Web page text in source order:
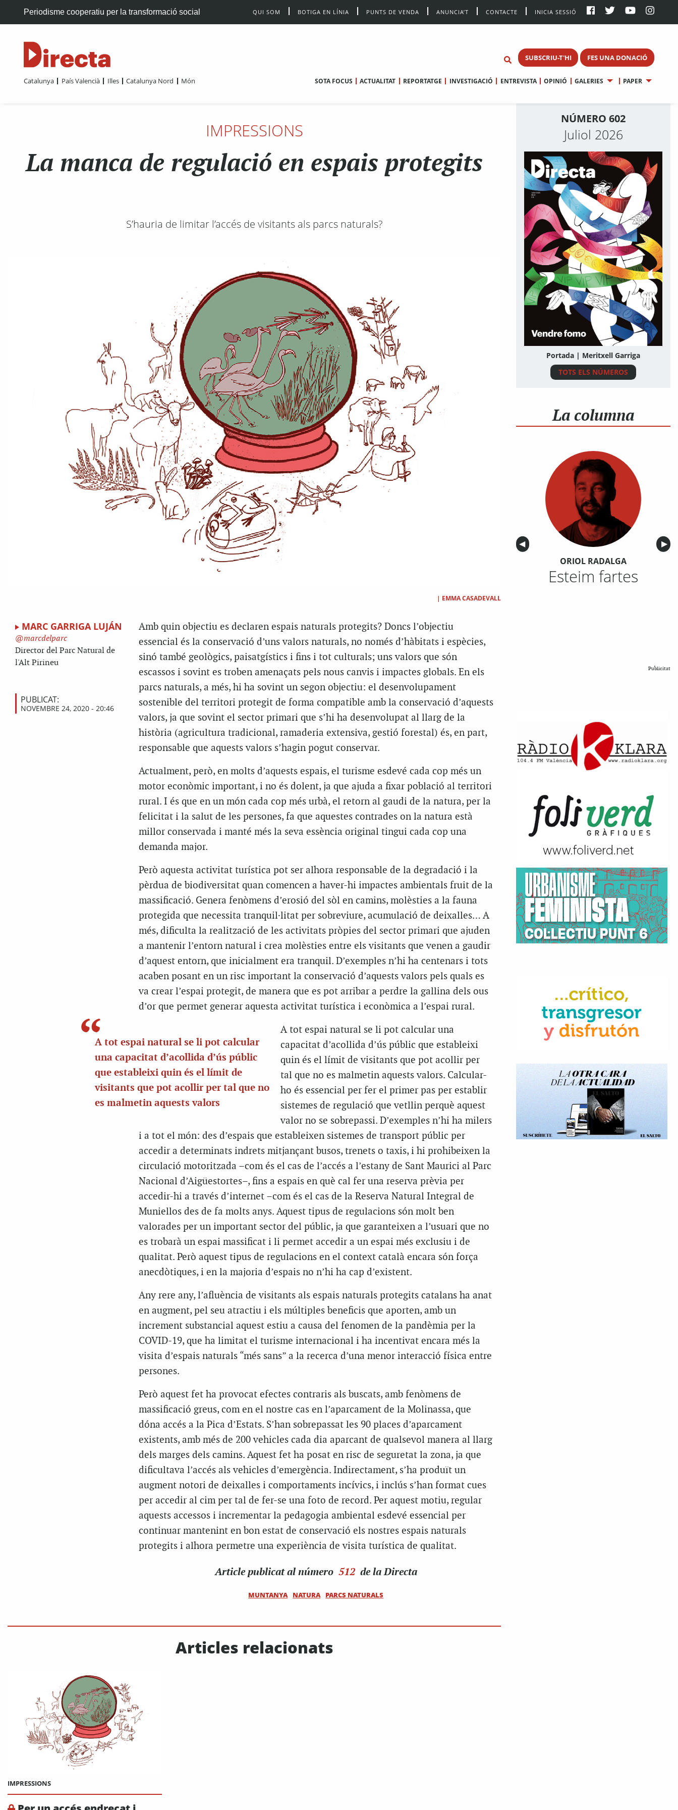
Periodisme cooperatiu per la transformació social QUI SOM BOTIGA EN LÍNIA PUNTS DE VENDA ANUNCIA’T CONTACTE INICIA SESSIÓ
SUBSCRIU-T'HI FES UNA DONACIÓ
Catalunya País Valencià Illes Catalunya Nord Món SOTA FOCUS ACTUALITAT REPORTATGE INVESTIGACIÓ ENTREVISTA OPINIÓ GALERIES PAPER
IMPRESSIONS
La manca de regulació en espais protegits
S’hauria de limitar l’accés de visitants als parcs naturals?
| EMMA CASADEVALL
MARC GARRIGA LUJÁN
marcdelparc
Director del Parc Natural de
l'Alt Pirineu
PUBLICAT:
NOVEMBRE 24, 2020 - 20:46
Amb quin objectiu es declaren espais naturals protegits? Doncs l’objectiu
essencial és la conservació d’uns valors naturals, no només d’hàbitats i espècies,
sinó també geològics, paisatgístics i fins i tot culturals; uns valors que són
escassos i sovint es troben amenaçats pels nous canvis i impactes globals. En els
parcs naturals, a més, hi ha sovint un segon objectiu: el desenvolupament
sostenible del territori protegit de forma compatible amb la conservació d’aquests
valors, ja que sovint el sector primari que s’hi ha desenvolupat al llarg de la
història (agricultura tradicional, ramaderia extensiva, gestió forestal) és, en part,
responsable que aquests valors s’hagin pogut conservar.
Actualment, però, en molts d’aquests espais, el turisme esdevé cada cop més un
motor econòmic important, i no és dolent, ja que ajuda a fixar població al territori
rural. I és que en un món cada cop més urbà, el retorn al gaudi de la natura, per la
felicitat i la salut de les persones, fa que aquestes contrades on la natura està
millor conservada i manté més la seva essència original tingui cada cop una
demanda major.
Però aquesta activitat turística pot ser alhora responsable de la degradació i la
pèrdua de biodiversitat quan comencen a haver-hi impactes ambientals fruit de la
massificació. Genera fenòmens d’erosió del sòl en camins, molèsties a la fauna
protegida que necessita tranquil·litat per sobreviure, acumulació de deixalles… A
més, dificulta la realització de les activitats pròpies del sector primari que ajuden
a mantenir l’entorn natural i crea molèsties entre els visitants que venen a gaudir
d’aquest entorn, que inicialment era tranquil. D’exemples n’hi ha centenars i tots
acaben posant en un risc important la conservació d’aquests valors pels quals es
va crear l’espai protegit, de manera que es pot arribar a perdre la gallina dels ous
d’or que permet generar aquesta activitat turística i econòmica a l’espai rural.
A tot espai natural se li pot calcular
una capacitat d’acollida d’ús públic
que estableixi quin és el límit de
visitants que pot acollir per tal que no
es malmetin aquests valors
A tot espai natural se li pot calcular una
capacitat d’acollida d’ús públic que estableixi
quin és el límit de visitants que pot acollir per
tal que no es malmetin aquests valors. Calcular-
ho és essencial per fer el primer pas per establir
sistemes de regulació que vetllin perquè aquest
valor no se sobrepassi. D’exemples n’hi ha milers
i a tot el món: des d’espais que estableixen sistemes de transport públic per
accedir a determinats indrets mitjançant busos, trenets o taxis, i hi prohibeixen la
circulació motoritzada –com és el cas de l’accés a l’estany de Sant Maurici al Parc
Nacional d’Aigüestortes–, fins a espais en què cal fer una reserva prèvia per
accedir-hi a través d’internet –com és el cas de la Reserva Natural Integral de
Muniellos des de fa molts anys. Aquest tipus de regulacions són molt ben
valorades per un important sector del públic, ja que garanteixen a l’usuari que no
es trobarà un espai massificat i li permet accedir a un espai més exclusiu i de
qualitat. Però aquest tipus de regulacions en el context català encara són força
anecdòtiques, i en la majoria d’espais no n’hi ha cap d’existent.
Any rere any, l’afluència de visitants als espais naturals protegits catalans ha anat
en augment, pel seu atractiu i els múltiples beneficis que aporten, amb un
increment substancial aquest estiu a causa del fenomen de la pandèmia per la
COVID-19, que ha limitat el turisme internacional i ha incentivat encara més la
visita d’espais naturals “més sans” a la recerca d’una menor interacció física entre
persones.
Però aquest fet ha provocat efectes contraris als buscats, amb fenòmens de
massificació greus, com en el nostre cas en l’aparcament de la Molinassa, que
dóna accés a la Pica d’Estats. S’han sobrepassat les 90 places d’aparcament
existents, amb més de 200 vehicles cada dia aparcant de qualsevol manera al llarg
dels marges dels camins. Aquest fet ha posat en risc de seguretat la zona, ja que
dificultava l’accés als vehicles d’emergència. Indirectament, s’ha produït un
augment notori de deixalles i comportaments incívics, i inclús s’han format cues
per accedir al cim per tal de fer-se una foto de record. Per aquest motiu, regular
aquests accessos i incrementar la pedagogia ambiental esdevé essencial per
continuar mantenint en bon estat de conservació els nostres espais naturals
protegits i alhora permetre una experiència de visita turística de qualitat.
Articlepublicat al número 512 de la Directa
MUNTANYA NATURA PARCS NATURALS
Articles relacionats
IMPRESSIONS
NÚMERO 602
Juliol 2026
Portada | Meritxell Garriga
TOTS ELS NÚMEROS
La columna
Anterior
◀︎ ▶︎
ORIOL RADALGA
Esteim fartes
Publicitat